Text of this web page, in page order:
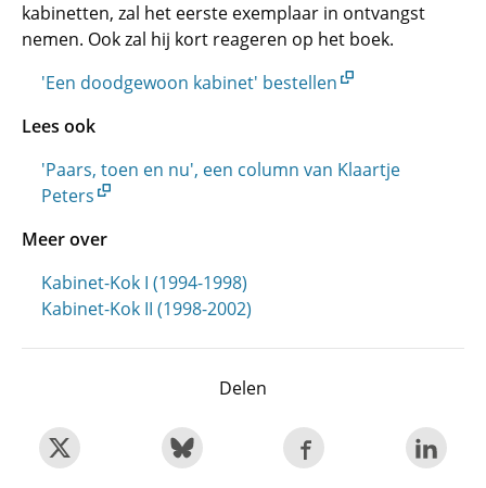
kabinetten, zal het eerste exemplaar in ontvangst
nemen. Ook zal hij kort reageren op het boek.
'Een doodgewoon kabinet' bestellen
Lees ook
'Paars, toen en nu', een column van Klaartje
Peters
Meer over
Kabinet-Kok I (1994-1998)
Kabinet-Kok II (1998-2002)
Delen